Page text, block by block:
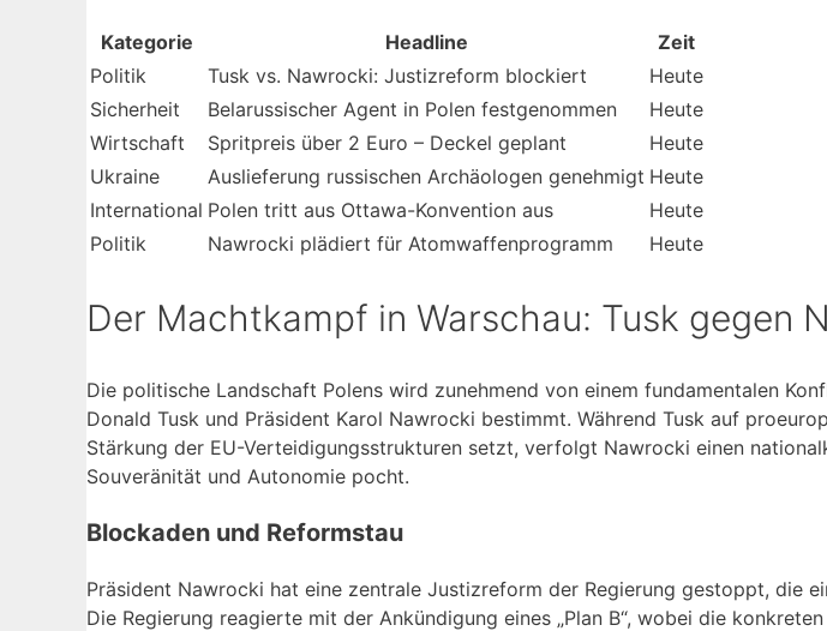
Kategorie Headline
Zeit
Politik
Tusk vs. Nawrocki: Justizreform blockiert
Heute
Sicherheit
Belarussischer Agent in Polen festgenommen
Heute
Wirtschaft
Spritpreis über 2 Euro – Deckel geplant
Heute
Ukraine
Auslieferung russischen Archäologen genehmigt Heute
International Polen tritt aus Ottawa-Konvention aus
Heute
Politik
Nawrocki plädiert für Atomwaffenprogramm Heute
Der Machtkampf in Warschau: Tusk gegen
Die politische Landschaft Polens wird zunehmend von einem fundamentalen
Donald Tusk und Präsident Karol Nawrocki bestimmt. Während Tusk auf
Stärkung der EU-Verteidigungsstrukturen setzt, verfolgt Nawrocki einen
Souveränität und Autonomie pocht.
Blockaden und Reformstau
Präsident Nawrocki hat eine zentrale Justizreform der Regierung gestoppt, die
Die Regierung reagierte mit der Ankündigung eines „Plan B“, wobei die